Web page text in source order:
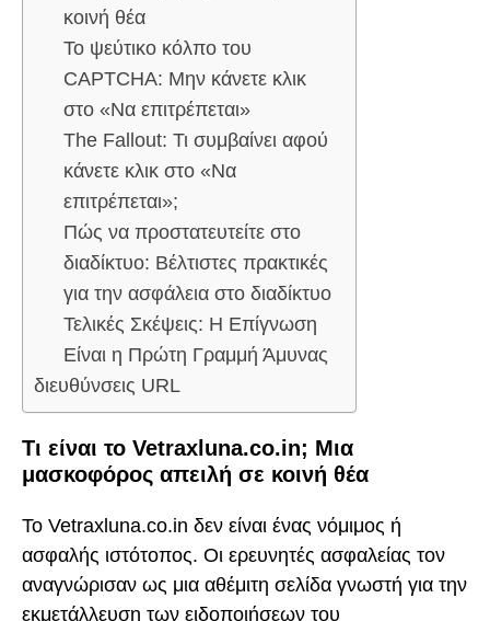
κοινή θέα
Το ψεύτικο κόλπο του
CAPTCHA: Μην κάνετε κλικ
στο «Να επιτρέπεται»
The Fallout: Τι συμβαίνει αφού
κάνετε κλικ στο «Να
επιτρέπεται»;
Πώς να προστατευτείτε στο
διαδίκτυο: Βέλτιστες πρακτικές
για την ασφάλεια στο διαδίκτυο
Τελικές Σκέψεις: Η Επίγνωση
Είναι η Πρώτη Γραμμή Άμυνας
διευθύνσεις URL
Τι είναι το Vetraxluna.co.in; Μια
μασκοφόρος απειλή σε κοινή θέα
Το Vetraxluna.co.in δεν είναι ένας νόμιμος ή
ασφαλής ιστότοπος. Οι ερευνητές ασφαλείας τον
αναγνώρισαν ως μια αθέμιτη σελίδα γνωστή για την
εκμετάλλευση των ειδοποιήσεων του